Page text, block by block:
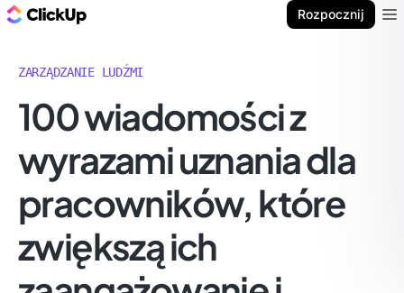
Rozpocznij
ZARZĄDZANIE LUDŹMI
100 wiadomości z
wyrazami uznania dla
pracowników, które
zwiększą ich